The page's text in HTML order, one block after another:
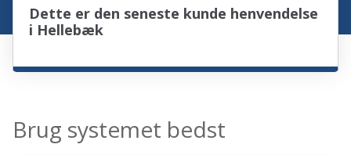
Dette er den seneste kunde henvendelse
i Hellebæk
Brug systemet bedst